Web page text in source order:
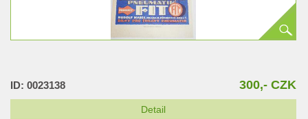
ID: 0023138 300,- CZK
Detail